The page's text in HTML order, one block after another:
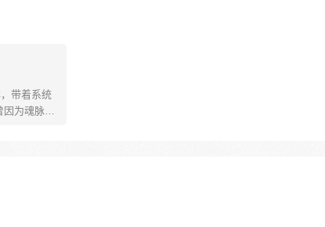
带着系统
为魂脉残
路开挂造
曾经错过